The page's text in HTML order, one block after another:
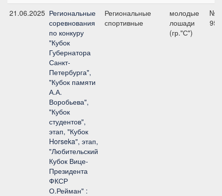
21.06.2025 Региональные
соревнования
по конкуру
"Кубок
Губернатора
Санкт-
Петербурга",
"Кубок памяти
А.А.
Воробьева",
"Кубок
студентов",
этап, "Кубок
Horseka", этап,
"Любительский
Кубок Вице-
Президента
ФКСР
О.Рейман" :
Региональные
спортивные
молодые
лошади
(гр."С")
95